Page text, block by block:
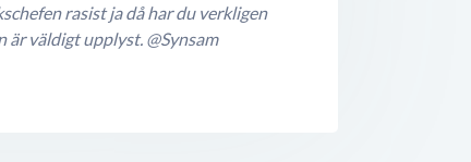
rasist ja då har du verkligen
väldigt upplyst. @Synsam